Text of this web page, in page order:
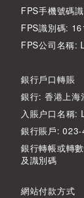
FPS手機號碼
FPS識別碼:
FPS公司名稱:
銀行戶口轉賬
銀行: 香港上海
入賬户口名稱:
銀行賬戶:
銀行轉帳或轉
及識別碼
網站付款方式